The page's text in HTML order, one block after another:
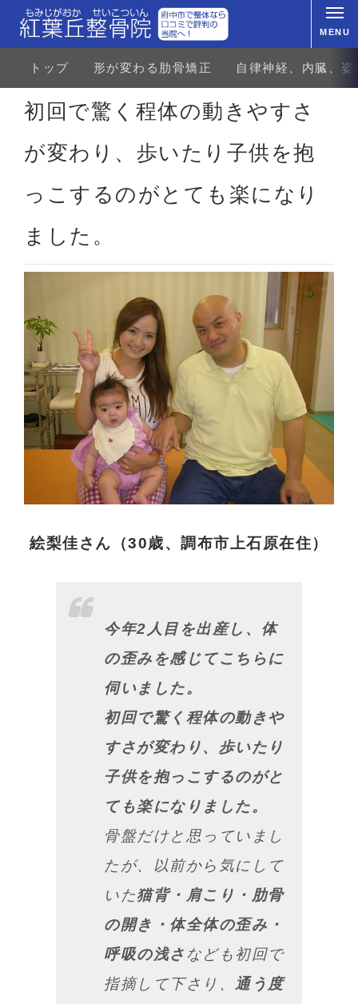
MENU
トップ 形が変わる肋骨矯正 自律神経、内臓、
ホーム お客様の声 骨盤矯正 産後の骨盤矯正 初回で驚く程体の動きやすさが変わり、歩
初回で驚く程体の動きやすさ
が変わり、歩いたり子供を抱
っこするのがとても楽になり
ました。
絵梨佳さん（30歳、調布市上石原在住）
今年2人目を出産し、体
の歪みを感じてこちらに
伺いました。
初回で驚く程体の動きや
すさが変わり、歩いたり
子供を抱っこするのがと
ても楽になりました。
骨盤だけと思っていまし
たが、以前から気にして
いた猫背・肩こり・肋骨
の開き・体全体の歪み・
呼吸の浅さなども初回で
指摘して下さり、 通う度